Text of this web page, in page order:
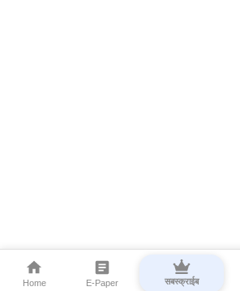
Home E-Paper सबस्क्राईब